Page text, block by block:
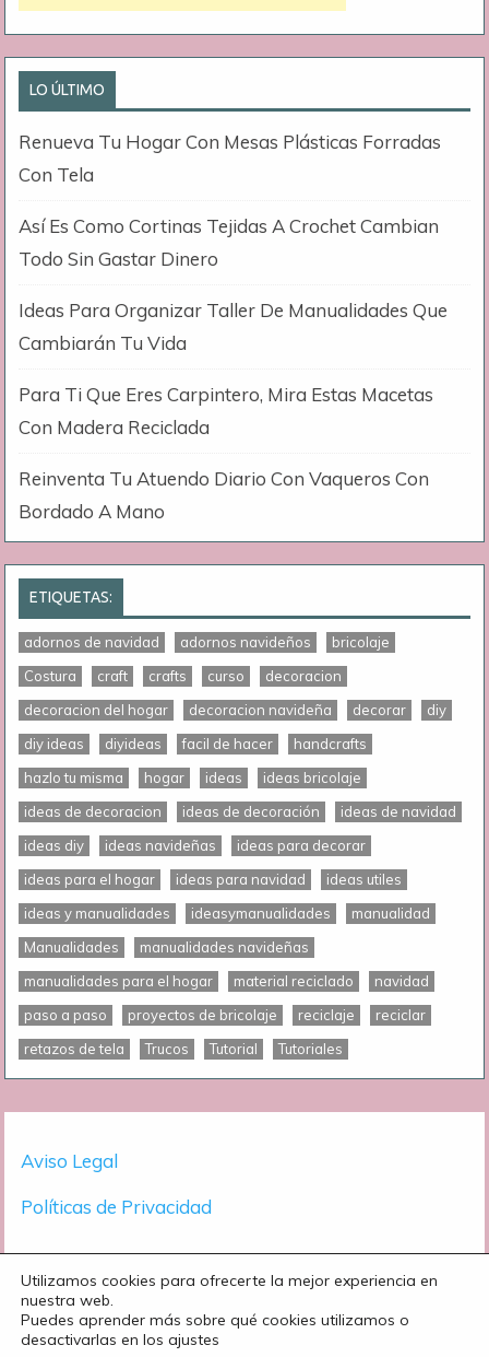
LO ÚLTIMO
Renueva Tu Hogar Con Mesas Plásticas Forradas
Con Tela
Así Es Como Cortinas Tejidas A Crochet Cambian
Todo Sin Gastar Dinero
Ideas Para Organizar Taller De Manualidades Que
Cambiarán Tu Vida
Para Ti Que Eres Carpintero, Mira Estas Macetas
Con Madera Reciclada
Reinventa Tu Atuendo Diario Con Vaqueros Con
Bordado A Mano
ETIQUETAS:
adornos de navidad adornos navideños
bricolaje
Costura
craft crafts curso
decoracion
decoracion del hogar
decoracion navideña decorar
diy
diy ideas
diyideas facil de hacer
handcrafts
hazlo tu misma
hogar ideas
ideas bricolaje
ideas de decoracion
ideas de decoración
ideas de navidad
ideas diy
ideas navideñas
ideas para decorar
ideas para el hogar
ideas para navidad
ideas utiles
ideas y manualidades
ideasymanualidades
manualidad
Manualidades
manualidades navideñas
manualidades para el hogar
material reciclado
navidad
paso a paso
proyectos de bricolaje reciclaje
reciclar
retazos de tela
Trucos Tutorial Tutoriales
Aviso Legal
Políticas de Privacidad
Utilizamos cookies para ofrecerte la mejor experiencia en
nuestra web.
Puedes aprender más sobre qué cookies utilizamos o
desactivarlas en los ajustes